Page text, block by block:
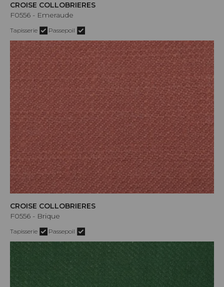
CROISE COLLOBRIERES
F0556 - Emeraude
Tapisserie Passepoil
CROISE COLLOBRIERES
F0556 - Brique
Tapisserie Passepoil